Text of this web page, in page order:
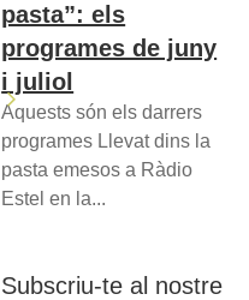
pasta”: els
programes de juny
i juliol
Aquests són els darrers
programes Llevat dins la
pasta emesos a Ràdio
Estel en la...
Subscriu-te al nostre